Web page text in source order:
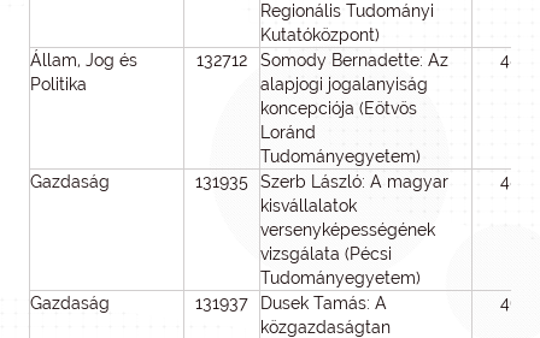
Regionális Tudományi
Kutatóközpont)
Állam, Jog és
Politika
132712
Somody Bernadette: Az
alapjogi jogalanyiság
koncepciója (Eötvös
Loránd
Tudományegyetem)
48
Gazdaság 131935
Szerb László: A magyar
kisvállalatok
versenyképességének
vizsgálata (Pécsi
Tudományegyetem)
48
Gazdaság 131937
Dusek Tamás: A
közgazdaságtan
46